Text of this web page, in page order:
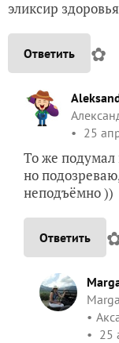
эликсир
Ответить ✿
25
То же подумал
но
неподъёмно ))
Ответить
25